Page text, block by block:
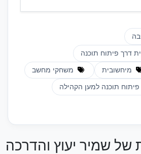
דרך פיתוח תוכנה
מיחשובית משחקי מחשב
פיתוח תוכנה למען הקהילה
של שמיר יעוץ והדרכה